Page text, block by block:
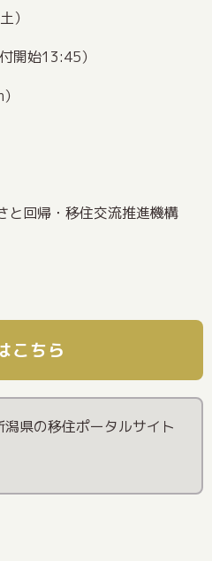
）
開始13:45）
と回帰・移住交流推進機構
こちら
潟県の移住ポータルサイト